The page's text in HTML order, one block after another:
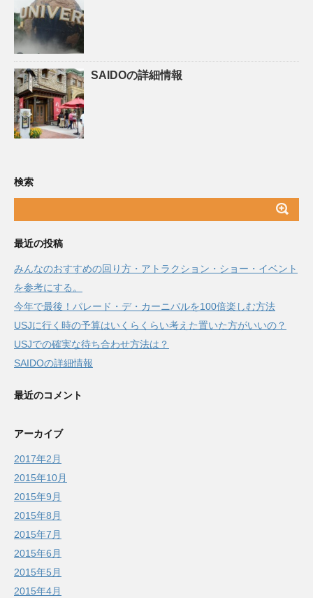
SAIDOの詳細情報
検索
最近の投稿
みんなのおすすめの回り方・アトラクション・ショー・イベント
を参考にする。
今年で最後！パレード・デ・カーニバルを100倍楽しむ方法
USJに行く時の予算はいくらくらい考えた置いた方がいいの？
USJでの確実な待ち合わせ方法は？
SAIDOの詳細情報
最近のコメント
アーカイブ
2017年2月
2015年10月
2015年9月
2015年8月
2015年7月
2015年6月
2015年5月
2015年4月